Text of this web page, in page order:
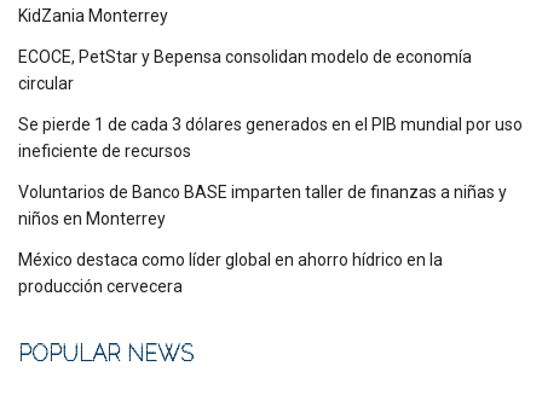
KidZania Monterrey
ECOCE, PetStar y Bepensa consolidan modelo de economía
circular
Se pierde 1 de cada 3 dólares generados en el PIB mundial por uso
ineficiente de recursos
Voluntarios de Banco BASE imparten taller de finanzas a niñas y
niños en Monterrey
México destaca como líder global en ahorro hídrico en la
producción cervecera
POPULAR NEWS